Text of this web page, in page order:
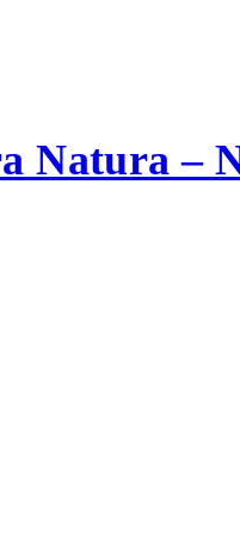
Natura –